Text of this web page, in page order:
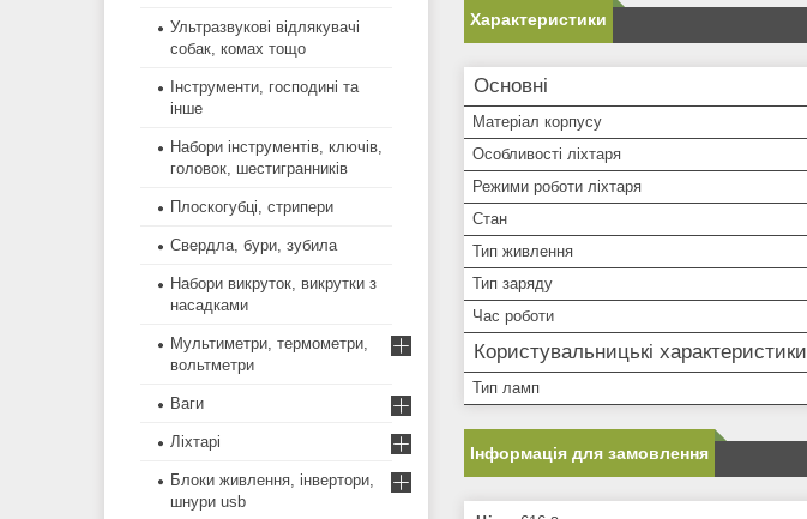
Характеристики
Основні
Матеріал корпусу
Особливості ліхтаря
Режими роботи ліхтаря
Стан
Тип живлення
Тип заряду
Час роботи
Користувальницькі характеристики
Тип ламп
Інформація для замовлення
Ультразвукові відлякувачі
собак, комах тощо
Інструменти, господині та
інше
Набори інструментів, ключів,
головок, шестигранників
Плоскогубці, стрипери
Свердла, бури, зубила
Набори викруток, викрутки з
насадками
Мультиметри, термометри,
вольтметри
Ваги
Ліхтарі
Блоки живлення, інвертори,
шнури usb